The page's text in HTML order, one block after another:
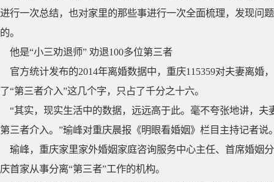
进行一次总结，也对家里的那些事进行一次全面梳理，发现问
的。
他是“小三劝退师” 劝退100多位第三者
官方统计发布的2014年离婚数据中，重庆115359对夫妻离婚
了“第三者介入”这几个字，只占了千分之十六。
“其实，现实生活中的数据，远远高于此。毫不夸张地讲，
第三者介入。”瑜峰对重庆晨报《明眼看婚姻》栏目主持记者说
瑜峰，重庆家里家外婚姻家庭咨询服务中心主任、首席婚姻
庆首家从事分离“第三者”工作的机构。